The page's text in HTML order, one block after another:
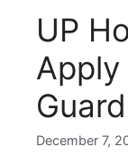
UP
Apply
December 7,